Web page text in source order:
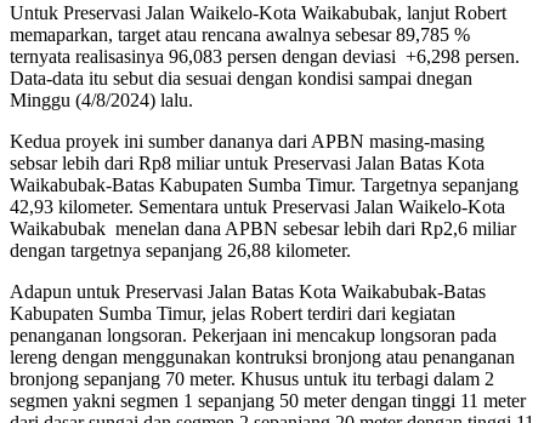
Untuk Preservasi Jalan Waikelo-Kota Waikabubak, lanjut Robert
memaparkan, target atau rencana awalnya sebesar 89,785 %
ternyata realisasinya 96,083 persen dengan deviasi +6,298 persen.
Data-data itu sebut dia sesuai dengan kondisi sampai dnegan
Minggu (4/8/2024) lalu.
Kedua proyek ini sumber dananya dari APBN masing-masing
sebsar lebih dari Rp8 miliar untuk Preservasi Jalan Batas Kota
Waikabubak-Batas Kabupaten Sumba Timur. Targetnya sepanjang
42,93 kilometer. Sementara untuk Preservasi Jalan Waikelo-Kota
Waikabubak menelan dana APBN sebesar lebih dari Rp2,6 miliar
dengan targetnya sepanjang 26,88 kilometer.
Adapun untuk Preservasi Jalan Batas Kota Waikabubak-Batas
Kabupaten Sumba Timur, jelas Robert terdiri dari kegiatan
penanganan longsoran. Pekerjaan ini mencakup longsoran pada
lereng dengan menggunakan kontruksi bronjong atau penanganan
bronjong sepanjang 70 meter. Khusus untuk itu terbagi dalam 2
segmen yakni segmen 1 sepanjang 50 meter dengan tinggi 11 meter